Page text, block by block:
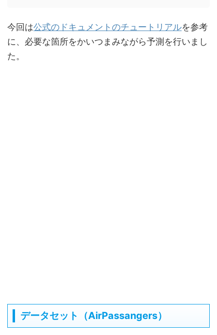
今回は公式のドキュメントのチュートリアルを参考
に、必要な箇所をかいつまみながら予測を行いまし
た。
データセット（AirPassangers）